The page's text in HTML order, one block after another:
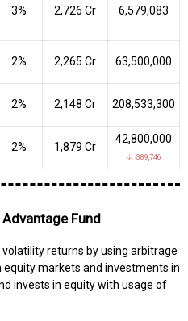
3% ₹2,726 Cr 6,579,083
2% ₹2,265 Cr 63,500,000
2% ₹2,148 Cr 208,533,300
2% ₹1,879 Cr
42,800,000
↓ -389,746
Fund
returns by using arbitrage
markets and investments in
invests in equity with usage of